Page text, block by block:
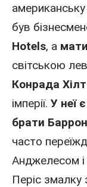
американську
був
Hotels, а
світською
Конрада
імперії. У неї
брати
часто
Анджелесом
Періс змалку